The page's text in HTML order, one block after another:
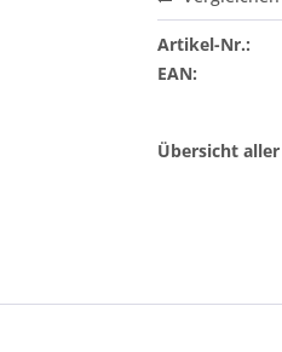
Artikel-Nr.:
EAN:
Übersicht